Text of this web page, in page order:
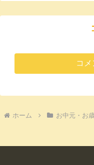
コ
ホーム お中元・お